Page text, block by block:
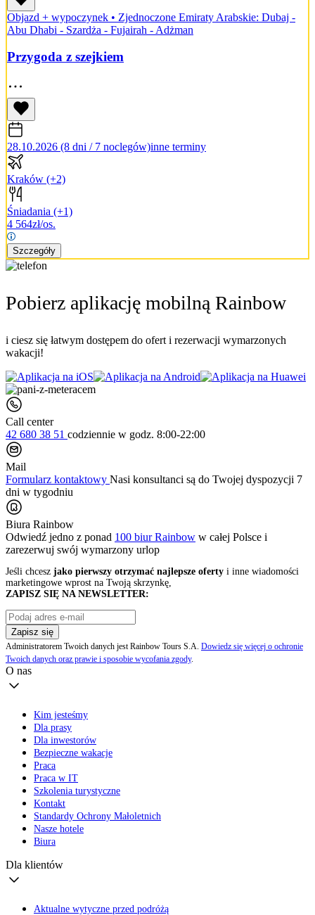
Objazd + wypoczynek • Zjednoczone Emiraty Arabskie: Dubaj -
Abu Dhabi - Szardża - Fujairah - Adżman
Przygoda z szejkiem
28.10.2026 (8 dni / 7 noclegów)inne terminy
Kraków (+2)
Śniadania (+1)
4 564zł/os.
Szczegóły
Pobierz aplikację mobilną Rainbow
i ciesz się łatwym dostępem do ofert i rezerwacji wymarzonych
wakacji!
Call center
42 680 38 51 codziennie w godz. 8:00-22:00
Mail
Formularz kontaktowy Nasi konsultanci są do Twojej dyspozycji 7
dni w tygodniu
Biura Rainbow
Odwiedź jedno z ponad 100 biur Rainbow w całej Polsce i
zarezerwuj swój wymarzony urlop
Jeśli chcesz jako pierwszy otrzymać najlepsze oferty i inne wiadomości
marketingowe wprost na Twoją skrzynkę,
ZAPISZ SIĘ NA NEWSLETTER:
Zapisz się
Administratorem Twoich danych jest Rainbow Tours S.A. Dowiedz się więcej o ochronie
Twoich danych oraz prawie i sposobie wycofania zgody.
O nas
Kim jesteśmy
Dla prasy
Dla inwestorów
Bezpieczne wakacje
Praca
Praca w IT
Szkolenia turystyczne
Kontakt
Standardy Ochrony Małoletnich
Nasze hotele
Biura
Dla klientów
Aktualne wytyczne przed podróżą